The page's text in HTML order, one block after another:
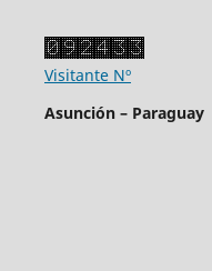
Visitante Nº
Asunción – Paraguay